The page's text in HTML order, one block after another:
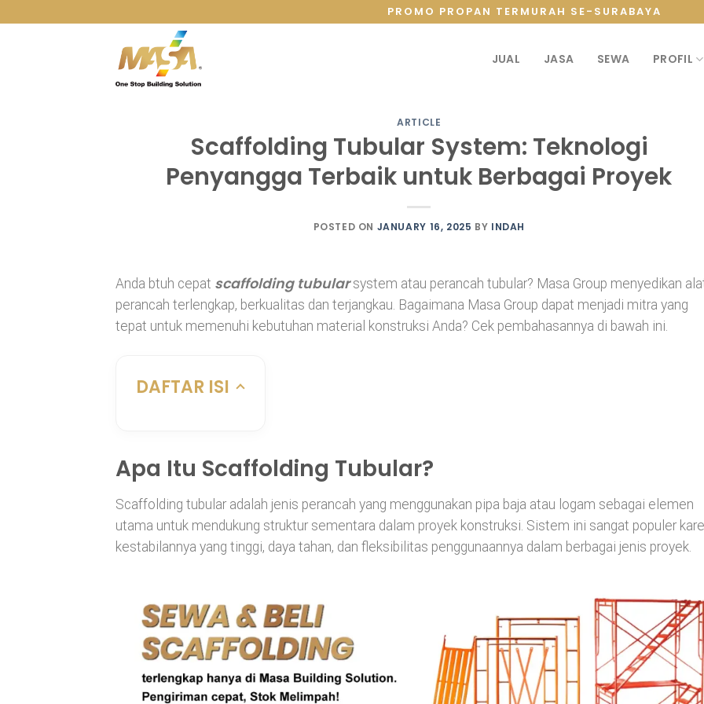
PROMO PROPAN TERMURAH SE-SURABAYA
JUAL JASA SEWA PROFIL
ARTICLE
Scaffolding Tubular System: Teknologi
Penyangga Terbaik untuk Berbagai Proyek
POSTED ON JANUARY 16, 2025 BY INDAH
Anda btuh cepat scaffolding tubularsystem atau perancah tubular? Masa Group menyedikan
perancah terlengkap, berkualitas dan terjangkau. Bagaimana Masa Group dapat menjadi mitra yang
tepat untuk memenuhi kebutuhan material konstruksi Anda? Cek pembahasannya di bawah ini.
DAFTAR ISI
Apa Itu Scaffolding Tubular?
Scaffolding tubular adalah jenis perancah yang menggunakan pipa baja atau logam sebagai elemen
utama untuk mendukung struktur sementara dalam proyek konstruksi. Sistem ini sangat populer
kestabilannya yang tinggi, daya tahan, dan fleksibilitas penggunaannya dalam berbagai jenis proyek.